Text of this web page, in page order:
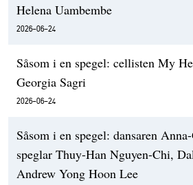
Helena Uambembe
2026-06-24
Såsom i en spegel: cellisten My
Georgia Sagri
2026-06-24
Såsom i en spegel: dansaren
speglar Thuy-Han Nguyen-Chi,
Andrew Yong Hoon Lee